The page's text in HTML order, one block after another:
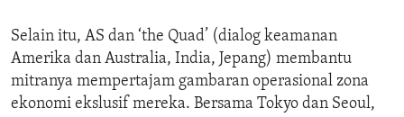
Selain itu, AS dan ‘the Quad’ (dialog keamanan
Amerika dan Australia, India, Jepang) membantu
mitranya mempertajam gambaran operasional zona
ekonomi ekslusif mereka. Bersama Tokyo dan Seoul,